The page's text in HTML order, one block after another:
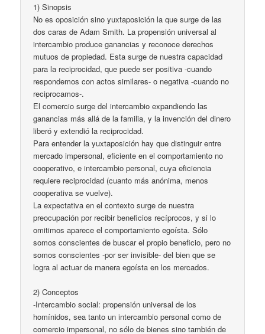
1) Sinopsis
No es oposición sino yuxtaposición la que surge de las
dos caras de Adam Smith. La propensión universal al
intercambio produce ganancias y reconoce derechos
mutuos de propiedad. Esta surge de nuestra capacidad
para la reciprocidad, que puede ser positiva -cuando
respondemos con actos similares- o negativa -cuando no
reciprocamos-.
El comercio surge del intercambio expandiendo las
ganancias más allá de la familia, y la invención del dinero
liberó y extendió la reciprocidad.
Para entender la yuxtaposición hay que distinguir entre
mercado impersonal, eficiente en el comportamiento no
cooperativo, e intercambio personal, cuya eficiencia
requiere reciprocidad (cuanto más anónima, menos
cooperativa se vuelve).
La expectativa en el contexto surge de nuestra
preocupación por recibir beneficios recíprocos, y si lo
omitimos aparece el comportamiento egoísta. Sólo
somos conscientes de buscar el propio beneficio, pero no
somos conscientes -por ser invisible- del bien que se
logra al actuar de manera egoísta en los mercados.
2) Conceptos
-Intercambio social: propensión universal de los
homínidos, sea tanto un intercambio personal como de
comercio impersonal, no sólo de bienes sino también de